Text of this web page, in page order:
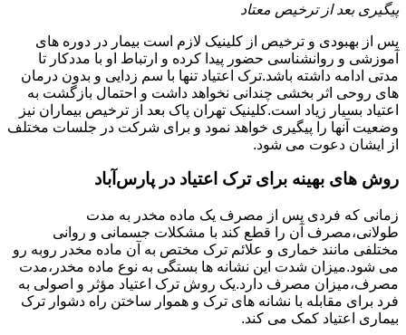
پیگیری بعد از ترخیص معتاد
پس از بهبودی و ترخیص از کلینیک لازم است بیمار در دوره های
آموزشی و روانشناسی حضور پیدا کرده و ارتباط او با مددکار تا
مدتی ادامه داشته باشد.ترک اعتیاد تنها با سم زدایی و بدون درمان
های روحی اثر بخشی چندانی نخواهد داشت و احتمال بازگشت به
اعتیاد بسیار زیاد است.کلینیک تهران پاک بعد از ترخیص بیماران نیز
وضعیت آنها را پیگیری خواهد نمود و برای شرکت در جلسات مختلف
از ایشان دعوت می شود.
روش های بهینه برای ترک اعتیاد در پارس‌آباد
زمانی که فردی پس از مصرف یک ماده مخدر به مدت
طولانی،مصرف آن را قطع کند با مشکلات جسمانی و روانی
مختلفی مانند خماری و علائم ترک مختص به آن ماده مخدر روبه رو
می شود.میزان شدت این نشانه ها بستگی به نوع ماده مخدر،مدت
مصرف،میزان مصرف دارد.یک روش ترک اعتیاد مؤثر و اصولی به
فرد برای مقابله با نشانه های ترک و هموار ساختن راه دشوار ترک
بیماری اعتیاد کمک می کند.